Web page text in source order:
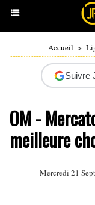
Accueil >
Suivre
OM -
meilleure
Mercredi 21